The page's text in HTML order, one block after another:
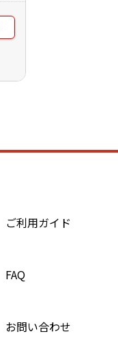
ご利用ガイド
FAQ
お問い合わせ